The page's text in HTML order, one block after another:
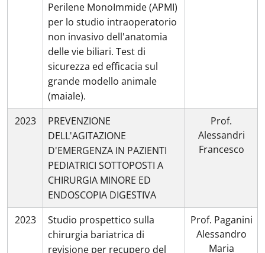
Perilene MonoImmide (APMI)
per lo studio intraoperatorio
non invasivo dell'anatomia
delle vie biliari. Test di
sicurezza ed efficacia sul
grande modello animale
(maiale).
2023
PREVENZIONE
DELL'AGITAZIONE
D'EMERGENZA IN PAZIENTI
PEDIATRICI SOTTOPOSTI A
CHIRURGIA MINORE ED
ENDOSCOPIA DIGESTIVA
Prof.
Alessandri
Francesco
2023
Studio prospettico sulla
chirurgia bariatrica di
revisione per recupero del
Prof. Paganini
Alessandro
Maria